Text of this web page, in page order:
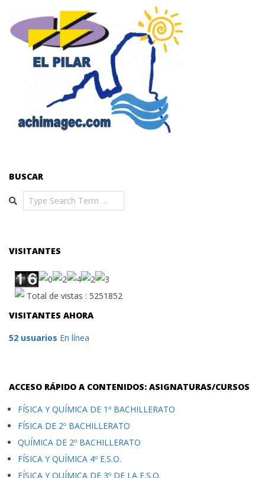
BUSCAR
Search
VISITANTES
Total de vistas : 5251852
VISITANTES AHORA
52 usuarios En línea
ACCESO RÁPIDO A CONTENIDOS: ASIGNATURAS/CURSOS
FÍSICA Y QUÍMICA DE 1º BACHILLERATO
FÍSICA DE 2º BACHILLERATO
QUÍMICA DE 2º BACHILLERATO
FÍSICA Y QUÍMICA 4º E.S.O.
FÍSICA Y QUÍMICA DE 3º DE LA E.S.O.